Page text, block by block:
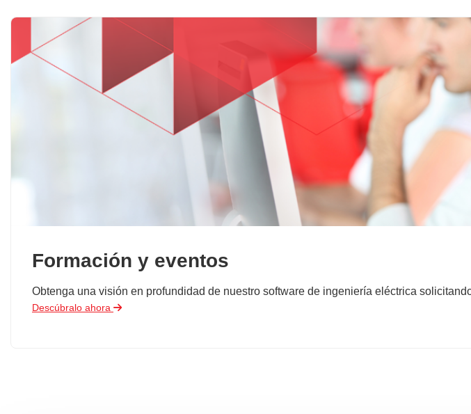
Formación y eventos
Obtenga una visión en profundidad de nuestro software de ingeniería eléctrica
Descúbralo ahora